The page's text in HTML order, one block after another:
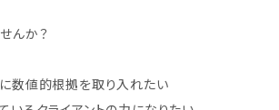
んか？
数値的根拠を取り入れたい